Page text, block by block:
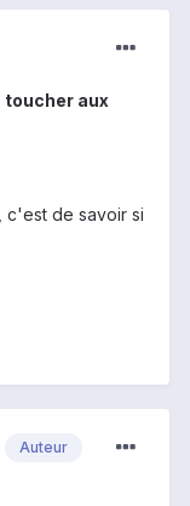
toucher aux
c'est de savoir si
Auteur